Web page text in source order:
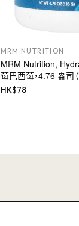
MRM NUTRITION
MRM Nutrition,
莓巴西莓，4.76 盎司
HK$78